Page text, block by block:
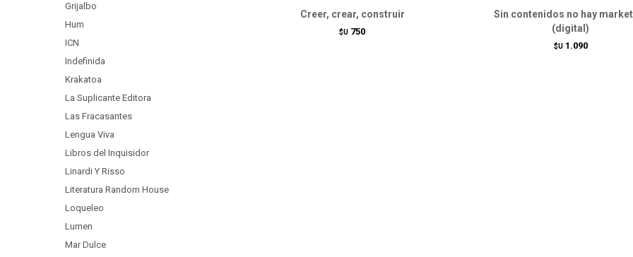
Creer, crear, construir
$U 750
Sin contenidos no hay
(digital)
$U 1.090
Grijalbo
Hum
ICN
Indefinida
Krakatoa
La Suplicante Editora
Las Fracasantes
Lengua Viva
Libros del Inquisidor
Linardi Y Risso
Literatura Random House
Loqueleo
Lumen
Mar Dulce